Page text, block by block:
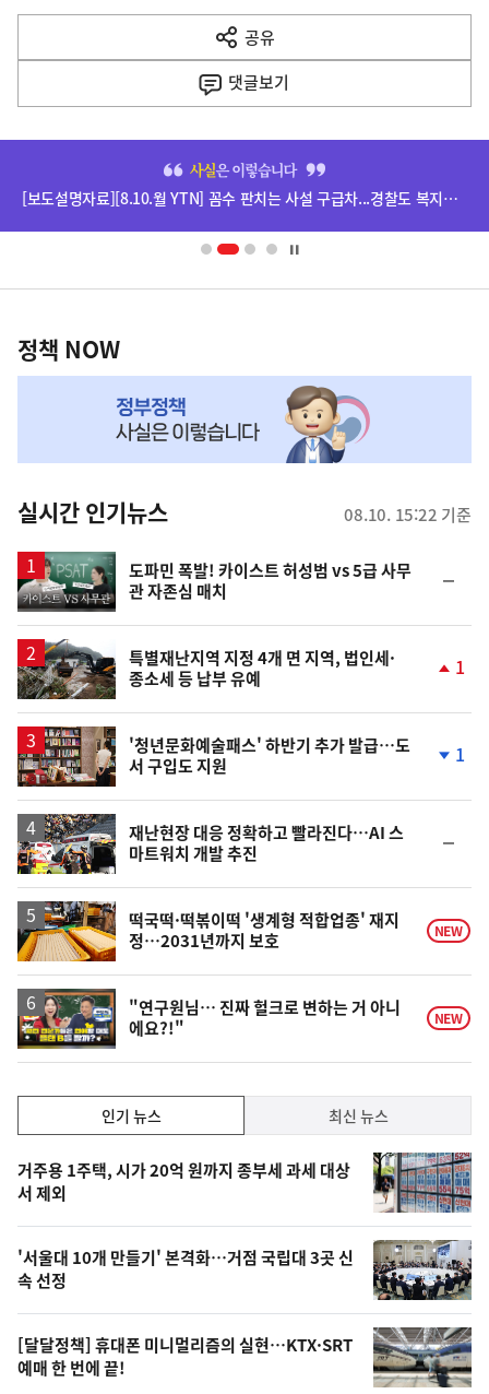
다
음
공유
열
기
댓글보기
영
[보도설명자료][8.10.월 YTN] 꼼수 판치는 사설 구급차...경찰도 복지부도 권한 밖 관련
책
NOW,
뉴
스
정책 NOW
실시간 인기뉴스 08.10. 15:22 기준
영
상
도파민 폭발! 카이스트 허성범 vs 5급 사무
관 자존심 매치
일
특별재난지역 지정 4개 면 지역, 법인세·
종소세 등 납부 유예
상
1
'청년문화예술패스' 하반기 추가 발급…도
서 구입도 지원
하
1
재난현장 대응 정확하고 빨라진다…AI 스
마트워치 개발 추진
일
떡국떡·떡볶이떡 '생계형 적합업종' 재지
정…2031년까지 보호
NEW
영
상
"연구원님… 진짜 헐크로 변하는 거 아니
에요?!"
NEW
기,
최
신,
오
늘
의
영
상
인기 뉴스 최신 뉴스
인
기
뉴
스
거주용 1주택, 시가 20억 원까지 종부세 과세 대상
서 제외
'서울대 10개 만들기' 본격화…거점 국립대 3곳 신
속 선정
[달달정책] 휴대폰 미니멀리즘의 실현…KTX·SRT
예매 한 번에 끝!